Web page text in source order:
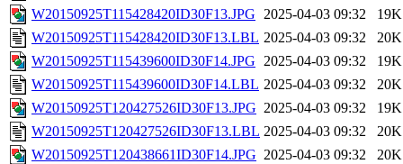
W20150925T115428420ID30F13.JPG 2025-04-03 09:32
19K
W20150925T115428420ID30F13.LBL 2025-04-03 09:32
20K
W20150925T115439600ID30F14.JPG 2025-04-03 09:32
19K
W20150925T115439600ID30F14.LBL 2025-04-03 09:32
20K
W20150925T120427526ID30F13.JPG 2025-04-03 09:32
19K
W20150925T120427526ID30F13.LBL 2025-04-03 09:32
20K
W20150925T120438661ID30F14.JPG 2025-04-03 09:32
20K